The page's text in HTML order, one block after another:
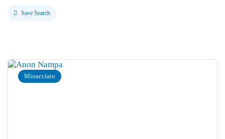
Save Search
Minacciato